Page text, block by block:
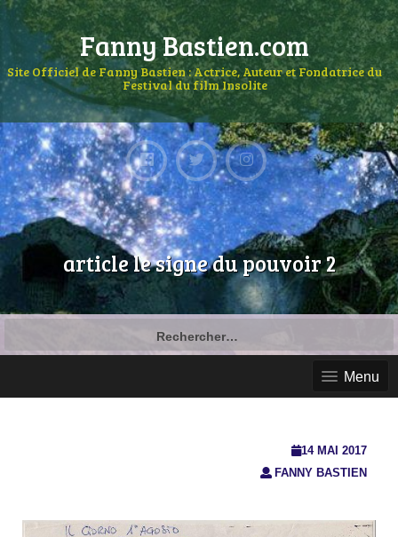
Fanny Bastien.com
Site Officiel de Fanny Bastien : Actrice, Auteur et Fondatrice du
Festival du film Insolite
article le signe du pouvoir 2
Menu
14 MAI 2017
FANNY BASTIEN